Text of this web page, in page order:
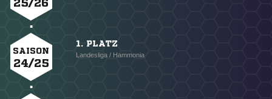
25/26
SAISON
24/25
1. PLATZ
Landesliga / Hammonia